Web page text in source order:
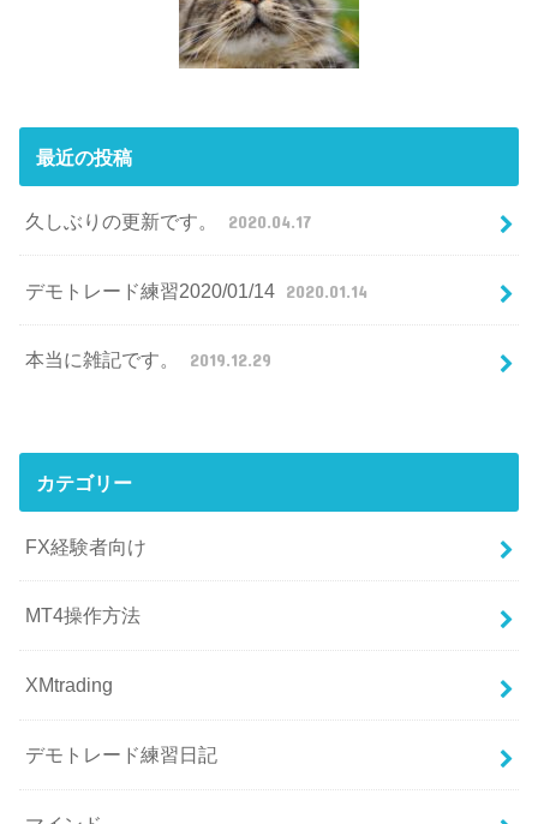
最近の投稿
久しぶりの更新です。 2020.04.17
デモトレード練習2020/01/14 2020.01.14
本当に雑記です。 2019.12.29
カテゴリー
FX経験者向け
MT4操作方法
XMtrading
デモトレード練習日記